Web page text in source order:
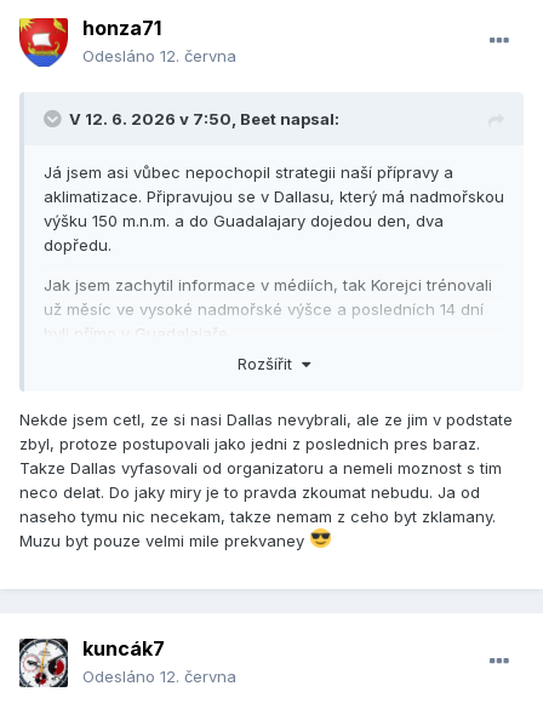
honza71
Odesláno 12. června
V 12. 6. 2026 v 7:50, Beet napsal:
Já jsem asi vůbec nepochopil strategii naší přípravy a
aklimatizace. Připravujou se v Dallasu, který má nadmořskou
výšku 150 m.n.m. a do Guadalajary dojedou den, dva
dopředu.
Jak jsem zachytil informace v médiích, tak Korejci trénovali
už měsíc ve vysoké nadmořské výšce a posledních 14 dní
byli přímo v Guadalajaře.
Rozšířit
Nekde jsem cetl, ze si nasi Dallas nevybrali, ale ze jim v podstate
zbyl, protoze postupovali jako jedni z poslednich pres baraz.
Takze Dallas vyfasovali od organizatoru a nemeli moznost s tim
neco delat. Do jaky miry je to pravda zkoumat nebudu. Ja od
naseho tymu nic necekam, takze nemam z ceho byt zklamany.
Muzu byt pouze velmi mile prekvaney
kuncák7
Odesláno 12. června